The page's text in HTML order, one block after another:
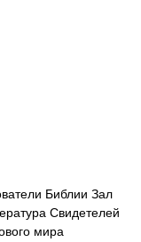
Библии Зал
Свидетелей
мира